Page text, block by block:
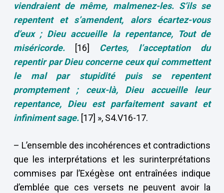
viendraient de même, malmenez-les. S’ils se
repentent et s’amendent, alors écartez-vous
d’eux ; Dieu accueille la repentance, Tout de
miséricorde.[16] Certes, l’acceptation du
repentir par Dieu concerne ceux qui commettent
le mal par stupidité
puis se repentent
promptement ; ceux-là, Dieu accueille leur
repentance, Dieu est parfaitement savant et
infiniment sage.[17] », S4.V16-17.
– L’ensemble des incohérences et contradictions
que les interprétations et les surinterprétations
commises par l’Exégèse ont entraînées indique
d’emblée que ces versets ne peuvent avoir la